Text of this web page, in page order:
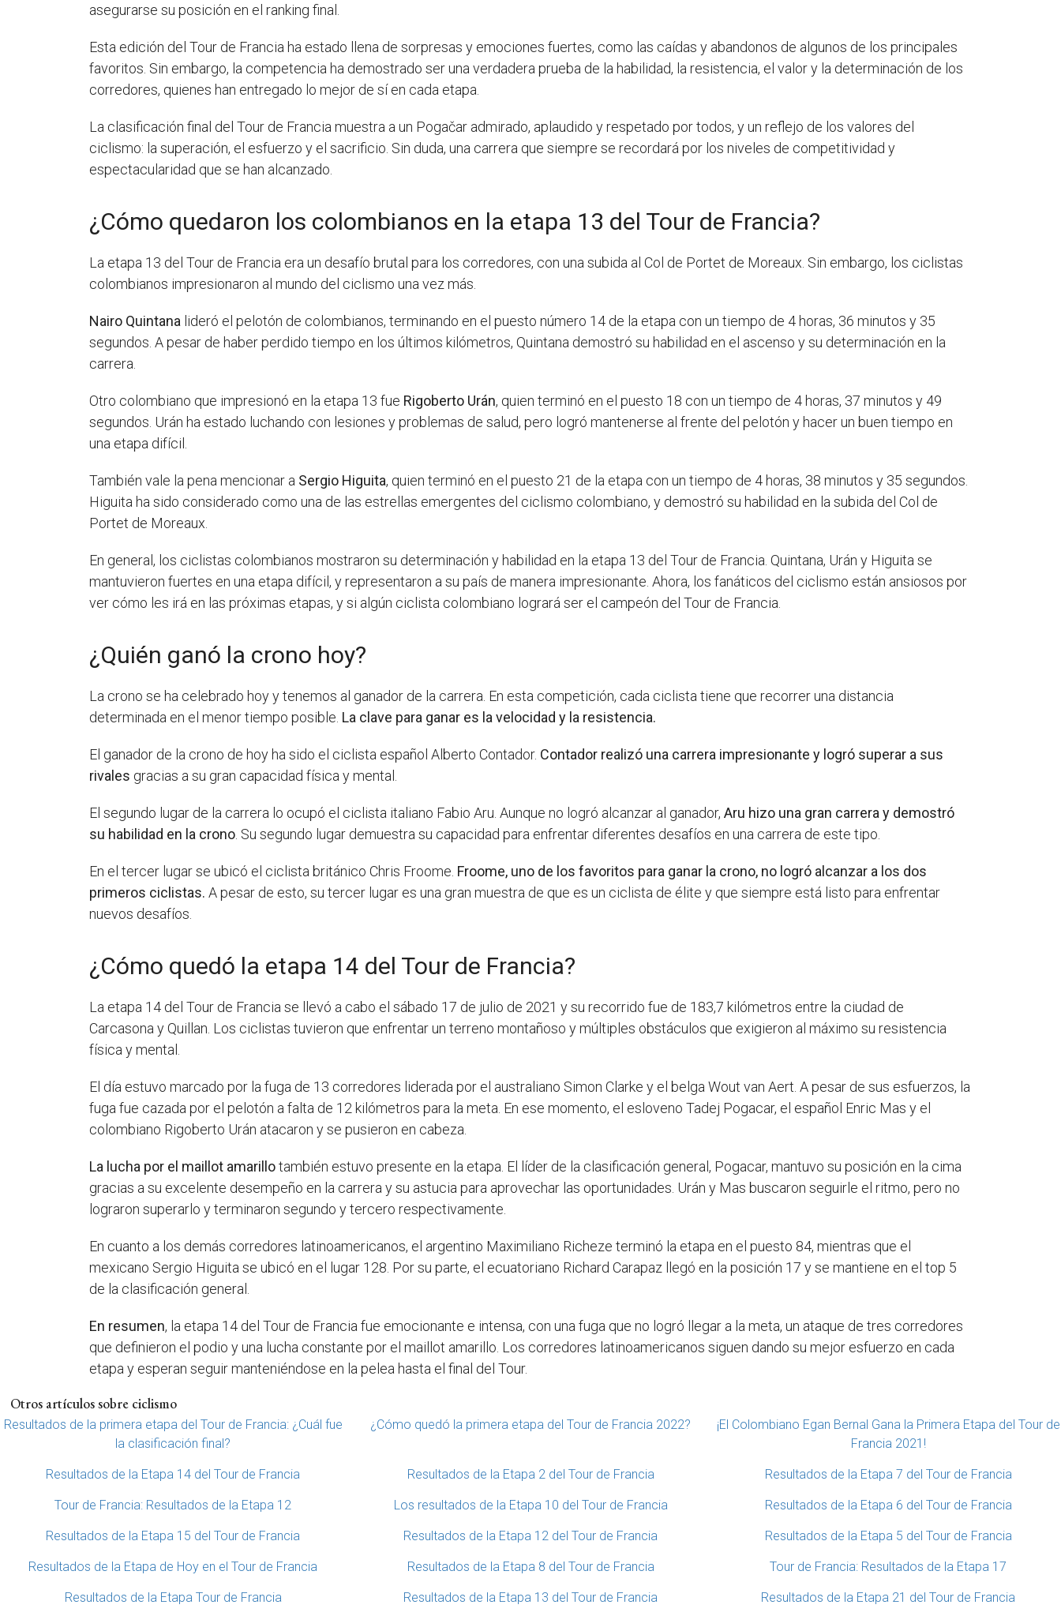
asegurarse su posición en el ranking final.
Esta edición del Tour de Francia ha estado llena de sorpresas y emociones fuertes, como las caídas y abandonos de algunos de los principales
favoritos. Sin embargo, la competencia ha demostrado ser una verdadera prueba de la habilidad, la resistencia, el valor y la determinación de los
corredores, quienes han entregado lo mejor de sí en cada etapa.
La clasificación final del Tour de Francia muestra a un Pogačar admirado, aplaudido y respetado por todos, y un reflejo de los valores del
ciclismo: la superación, el esfuerzo y el sacrificio. Sin duda, una carrera que siempre se recordará por los niveles de competitividad y
espectacularidad que se han alcanzado.
¿Cómo quedaron los colombianos en la etapa 13 del Tour de Francia?
La etapa 13 del Tour de Francia era un desafío brutal para los corredores, con una subida al Col de Portet de Moreaux. Sin embargo, los ciclistas
colombianos impresionaron al mundo del ciclismo una vez más.
Nairo Quintana lideró el pelotón de colombianos, terminando en el puesto número 14 de la etapa con un tiempo de 4 horas, 36 minutos y 35
segundos. A pesar de haber perdido tiempo en los últimos kilómetros, Quintana demostró su habilidad en el ascenso y su determinación en la
carrera.
Otro colombiano que impresionó en la etapa 13 fue Rigoberto Urán, quien terminó en el puesto 18 con un tiempo de 4 horas, 37 minutos y 49
segundos. Urán ha estado luchando con lesiones y problemas de salud, pero logró mantenerse al frente del pelotón y hacer un buen tiempo en
una etapa difícil.
También vale la pena mencionar a Sergio Higuita, quien terminó en el puesto 21 de la etapa con un tiempo de 4 horas, 38 minutos y 35 segundos.
Higuita ha sido considerado como una de las estrellas emergentes del ciclismo colombiano, y demostró su habilidad en la subida del Col de
Portet de Moreaux.
En general, los ciclistas colombianos mostraron su determinación y habilidad en la etapa 13 del Tour de Francia. Quintana, Urán y Higuita se
mantuvieron fuertes en una etapa difícil, y representaron a su país de manera impresionante. Ahora, los fanáticos del ciclismo están ansiosos por
ver cómo les irá en las próximas etapas, y si algún ciclista colombiano logrará ser el campeón del Tour de Francia.
¿Quién ganó la crono hoy?
La crono se ha celebrado hoy y tenemos al ganador de la carrera. En esta competición, cada ciclista tiene que recorrer una distancia
determinada en el menor tiempo posible. La clave para ganar es la velocidad y la resistencia.
El ganador de la crono de hoy ha sido el ciclista español Alberto Contador. Contador realizó una carrera impresionante y logró superar a sus
rivales gracias a su gran capacidad física y mental.
El segundo lugar de la carrera lo ocupó el ciclista italiano Fabio Aru. Aunque no logró alcanzar al ganador,Aru hizo una gran carrera y demostró
su habilidad en la crono . Su segundo lugar demuestra su capacidad para enfrentar diferentes desafíos en una carrera de este tipo.
En el tercer lugar se ubicó el ciclista británico Chris Froome. Froome, uno de los favoritos para ganar la crono, no logró alcanzar a los dos
primeros ciclistas. A pesar de esto, su tercer lugar es una gran muestra de que es un ciclista de élite y que siempre está listo para enfrentar
nuevos desafíos.
¿Cómo quedó la etapa 14 del Tour de Francia?
La etapa 14 del Tour de Francia se llevó a cabo el sábado 17 de julio de 2021 y su recorrido fue de 183,7 kilómetros entre la ciudad de
Carcasona y Quillan. Los ciclistas tuvieron que enfrentar un terreno montañoso y múltiples obstáculos que exigieron al máximo su resistencia
física y mental.
El día estuvo marcado por la fuga de 13 corredores liderada por el australiano Simon Clarke y el belga Wout van Aert. A pesar de sus esfuerzos, la
fuga fue cazada por el pelotón a falta de 12 kilómetros para la meta. En ese momento, el esloveno Tadej Pogacar, el español Enric Mas y el
colombiano Rigoberto Urán atacaron y se pusieron en cabeza.
La lucha por el maillot amarillotambién estuvo presente en la etapa. El líder de la clasificación general, Pogacar, mantuvo su posición en la cima
gracias a su excelente desempeño en la carrera y su astucia para aprovechar las oportunidades. Urán y Mas buscaron seguirle el ritmo, pero no
lograron superarlo y terminaron segundo y tercero respectivamente.
En cuanto a los demás corredores latinoamericanos, el argentino Maximiliano Richeze terminó la etapa en el puesto 84, mientras que el
mexicano Sergio Higuita se ubicó en el lugar 128. Por su parte, el ecuatoriano Richard Carapaz llegó en la posición 17 y se mantiene en el top 5
de la clasificación general.
En resumen, la etapa 14 del Tour de Francia fue emocionante e intensa, con una fuga que no logró llegar a la meta, un ataque de tres corredores
que definieron el podio y una lucha constante por el maillot amarillo. Los corredores latinoamericanos siguen dando su mejor esfuerzo en cada
etapa y esperan seguir manteniéndose en la pelea hasta el final del Tour.
Otros artículos sobre ciclismo
Resultados de la primera etapa del Tour de Francia: ¿Cuál fue
la clasificación final?
¿Cómo quedó la primera etapa del Tour de Francia 2022?
¡El Colombiano Egan Bernal Gana la Primera Etapa del Tour de
Francia 2021!
Resultados de la Etapa 14 del Tour de Francia Resultados de la Etapa 2 del Tour de Francia Resultados de la Etapa 7 del Tour de Francia
Tour de Francia: Resultados de la Etapa 12 Los resultados de la Etapa 10 del Tour de Francia Resultados de la Etapa 6 del Tour de Francia
Resultados de la Etapa 15 del Tour de Francia Resultados de la Etapa 12 del Tour de Francia Resultados de la Etapa 5 del Tour de Francia
Resultados de la Etapa de Hoy en el Tour de Francia Resultados de la Etapa 8 del Tour de Francia Tour de Francia: Resultados de la Etapa 17
Resultados de la Etapa Tour de Francia Resultados de la Etapa 13 del Tour de Francia Resultados de la Etapa 21 del Tour de Francia